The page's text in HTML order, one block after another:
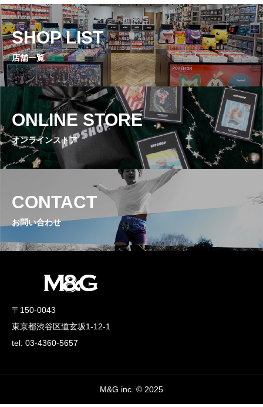
SHOP LIST
店舗一覧
ONLINE STORE
オンラインストア
CONTACT
お問い合わせ
〒150-0043
東京都渋谷区道玄坂1-12-1
tel: 03-4360-5657
M&G inc. © 2025